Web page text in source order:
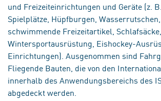
und Freizeiteinrichtungen und Geräte (z.
Spielplätze, Hüpfburgen, Wasserrutschen,
schwimmende Freizeitartikel, Schlafsäcke,
Wintersportausrüstung, Eishockey-
Einrichtungen). Ausgenommen sind
Fliegende Bauten, die von den
innerhalb des Anwendungsbereichs des
abgedeckt werden.